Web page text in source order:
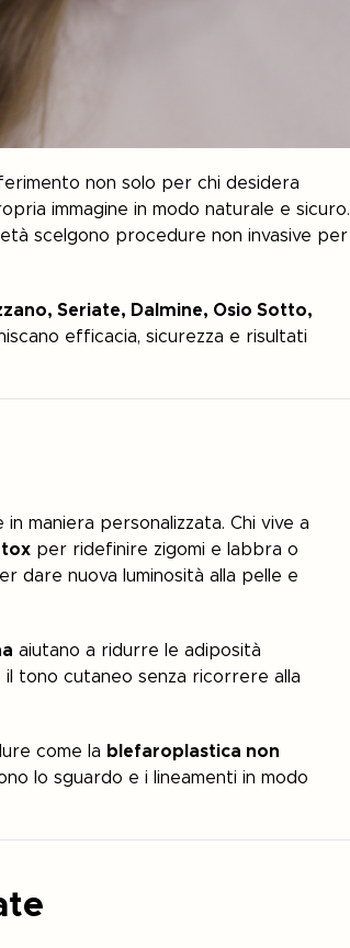
non solo per chi desidera
immagine in modo naturale e sicuro.
scelgono procedure non invasive per
Seriate, Dalmine, Osio Sotto,
efficacia, sicurezza e risultati
maniera personalizzata. Chi vive a
per ridefinire zigomi e labbra o
dare nuova luminosità alla pelle e
aiutano a ridurre le adiposità
il tono cutaneo senza ricorrere alla
come la blefaroplastica non
lo sguardo e i lineamenti in modo